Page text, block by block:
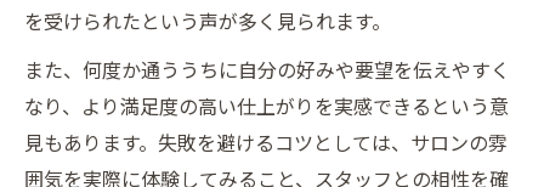
を受けられたという声が多く見られます。
また、何度か通ううちに自分の好みや要望を伝えやすく
なり、より満足度の高い仕上がりを実感できるという意
見もあります。失敗を避けるコツとしては、サロンの雰
囲気を実際に体験してみること、スタッフとの相性を確